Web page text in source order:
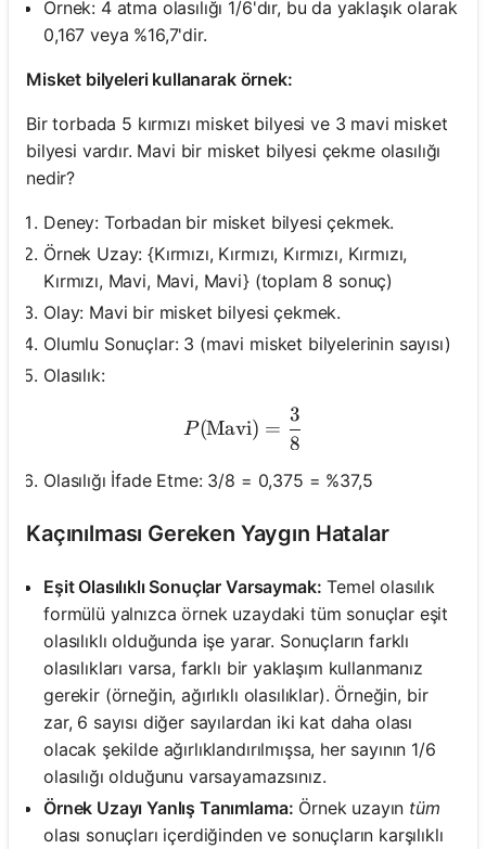
Örnek: 4 atma olasılığı 1/6'dır, bu da yaklaşık olarak
0,167 veya %16,7'dir.
Misket bilyeleri kullanarak örnek:
Bir torbada 5 kırmızı misket bilyesi ve 3 mavi misket
bilyesi vardır. Mavi bir misket bilyesi çekme olasılığı
nedir?
Deney: Torbadan bir misket bilyesi çekmek.
Örnek Uzay: {Kırmızı, Kırmızı, Kırmızı, Kırmızı,
Kırmızı, Mavi, Mavi, Mavi} (toplam 8 sonuç)
Olay: Mavi bir misket bilyesi çekmek.
Olumlu Sonuçlar: 3 (mavi misket bilyelerinin sayısı)
Olasılık:
P(\text{Mavi}) =
P(Mavi) =
8
3
Olasılığı İfade Etme: 3/8 = 0,375 = %37,5
Kaçınılması Gereken Yaygın Hatalar
Eşit Olasılıklı Sonuçlar Varsaymak: Temel olasılık
formülü yalnızca örnek uzaydaki tüm sonuçlar eşit
olasılıklı olduğunda işe yarar. Sonuçların farklı
olasılıkları varsa, farklı bir yaklaşım kullanmanız
gerekir (örneğin, ağırlıklı olasılıklar). Örneğin, bir
zar, 6 sayısı diğer sayılardan iki kat daha olası
olacak şekilde ağırlıklandırılmışsa, her sayının 1/6
olasılığı olduğunu varsayamazsınız.
Örnek Uzayı Yanlış Tanımlama: Örnek uzayın tüm
olası sonuçları içerdiğinden ve sonuçların karşılıklı